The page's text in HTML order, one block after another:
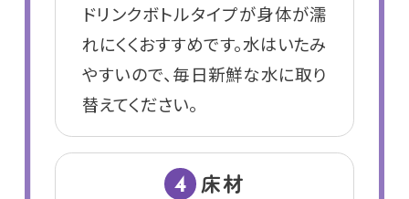
ドリンクボトルタイプが身体が濡
れにくくおすすめです。水はいたみ
やすいので、毎日新鮮な水に取り
替えてください。
4 床材